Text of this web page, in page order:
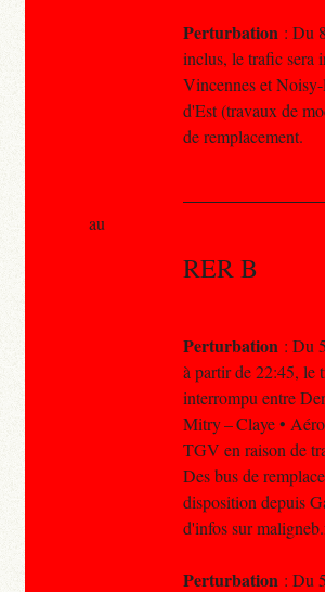
Perturbation : Du
inclus, le trafic sera
Vincennes et
d'Est (travaux de
de remplacement.
RER B
Perturbation : Du
à partir de 22:45, le
interrompu entre
Mitry – Claye •
TGV en raison de
Des bus de
disposition depuis
d'infos sur
Perturbation : Du
au